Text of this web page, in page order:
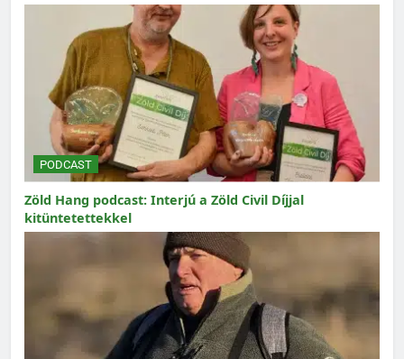
PODCAST
Zöld Hang podcast: Interjú a Zöld Civil Díjjal
kitüntetettekkel